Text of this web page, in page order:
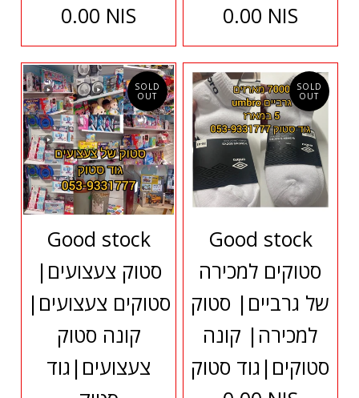
0.00 NIS
0.00 NIS
SOLD
OUT
Good stock
סטוק צעצועים|
סטוקים צעצועים|
קונה סטוק
צעצועים|גוד
SOLD
OUT
Good stock
סטוקים למכירה
של גרביים| סטוק
למכירה| קונה
סטוקים|גוד סטוק